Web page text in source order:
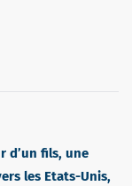
d’un fils, une
les Etats-Unis,